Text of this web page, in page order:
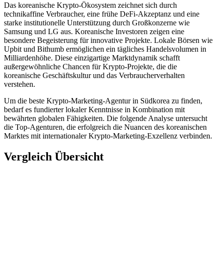
Das koreanische Krypto-Ökosystem zeichnet sich durch
technikaffine Verbraucher, eine frühe DeFi-Akzeptanz und eine
starke institutionelle Unterstützung durch Großkonzerne wie
Samsung und LG aus. Koreanische Investoren zeigen eine
besondere Begeisterung für innovative Projekte. Lokale Börsen wie
Upbit und Bithumb ermöglichen ein tägliches Handelsvolumen in
Milliardenhöhe. Diese einzigartige Marktdynamik schafft
außergewöhnliche Chancen für Krypto-Projekte, die die
koreanische Geschäftskultur und das Verbraucherverhalten
verstehen.
Um die beste Krypto-Marketing-Agentur in Südkorea zu finden,
bedarf es fundierter lokaler Kenntnisse in Kombination mit
bewährten globalen Fähigkeiten. Die folgende Analyse untersucht
die Top-Agenturen, die erfolgreich die Nuancen des koreanischen
Marktes mit internationaler Krypto-Marketing-Exzellenz verbinden.
Vergleich Übersicht